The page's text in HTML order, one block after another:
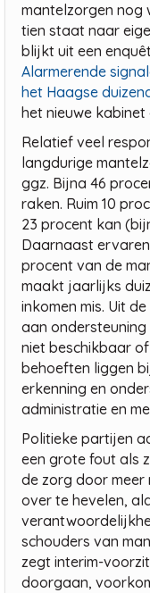
mantelzorgen nog
tien staat naar
blijkt uit een
Alarmerende
het Haagse
het nieuwe
Relatief veel
langdurige
ggz. Bijna 46
raken. Ruim 10
23 procent kan
Daarnaast
procent van de
maakt jaarlijks
inkomen mis. Uit
aan
niet beschikbaar
behoeften liggen
erkenning en
administratie en
Politieke partijen
een grote fout als
de zorg door
over te hevelen,
schouders van
zegt interim-
doorgaan,